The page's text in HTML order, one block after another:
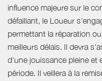
influence majeure sur le
défaillant, le Loueur
permettant la réparation
meilleurs délais. Il devra
d'une jouissance pleine et
période. Il veillera à la